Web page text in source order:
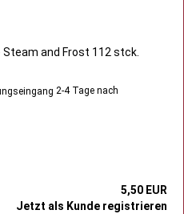
Steam and Frost 112 stck.
2-4 Tage nach
5,50 EUR
Jetzt als Kunde registrieren